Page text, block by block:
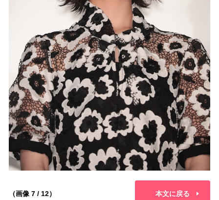
（画像 7 / 12） 本文に戻る